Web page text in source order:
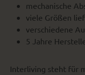
mechanische
viele Größen
verschiedene
5 Jahre
Interliving steht für